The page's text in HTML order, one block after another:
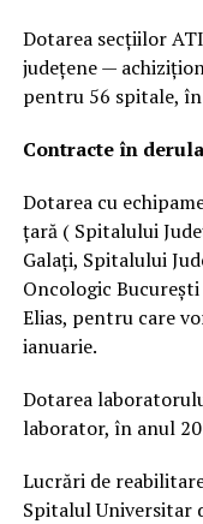
Dotarea secțiilor
județene —
pentru 56 spitale,
Contracte în
Dotarea cu
țară ( Spitalului
Galați, Spitalului
Oncologic
Elias, pentru care
ianuarie.
Dotarea
laborator, în anul
Lucrări de
Spitalul Universitar